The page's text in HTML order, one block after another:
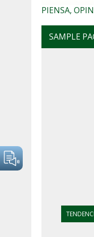
PIENSA,
SAMPLE